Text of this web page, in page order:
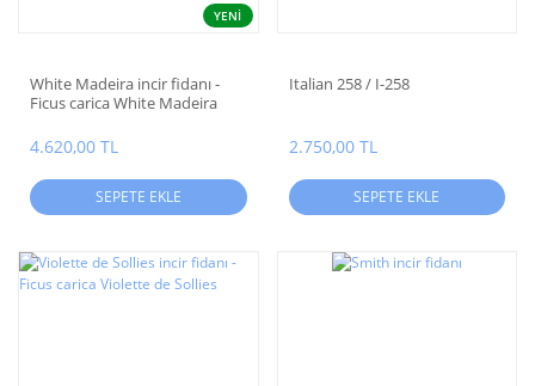
YENİ
White Madeira incir fidanı -
Ficus carica White Madeira
4.620,00 TL
SEPETE EKLE
Italian 258 / I-258
2.750,00 TL
SEPETE EKLE